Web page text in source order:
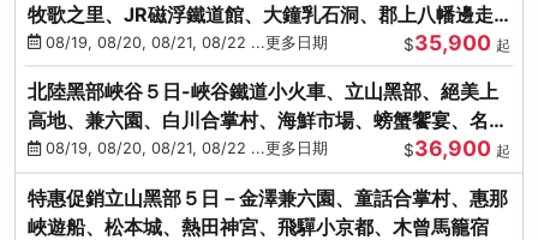
牧歌之里、JR磁浮鐵道館、大鐘乳石洞、郡上八幡邊走
邊吃08/19, 08/20, 08/21, 08/22 ...更多日期 $35,900 起
北陸黑部峽谷５日-峽谷鐵道小火車、立山黑部、絕美上
高地、兼六園、白川合掌村、海鮮市場、螃蟹饗宴、名湯
雙溫泉
08/19, 08/20, 08/21, 08/22 ...更多日期 $36,900 起
特惠促銷立山黑部５日－金澤兼六園、童話合掌村、惠那
峽遊船、松本城、熱田神宮、飛驒小京都、木曾馬籠宿